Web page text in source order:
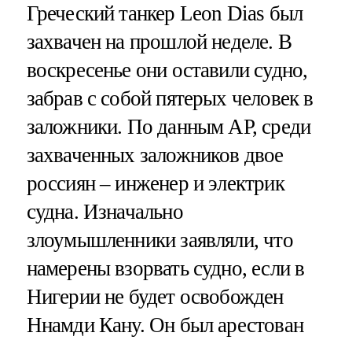
Греческий танкер Leon Dias был
захвачен на прошлой неделе. В
воскресенье они оставили судно,
забрав с собой пятерых человек в
заложники. По данным AP, среди
захваченных заложников двое
россиян – инженер и электрик
судна. Изначально
злоумышленники заявляли, что
намерены взорвать судно, если в
Нигерии не будет освобожден
Ннамди Кану. Он был арестован